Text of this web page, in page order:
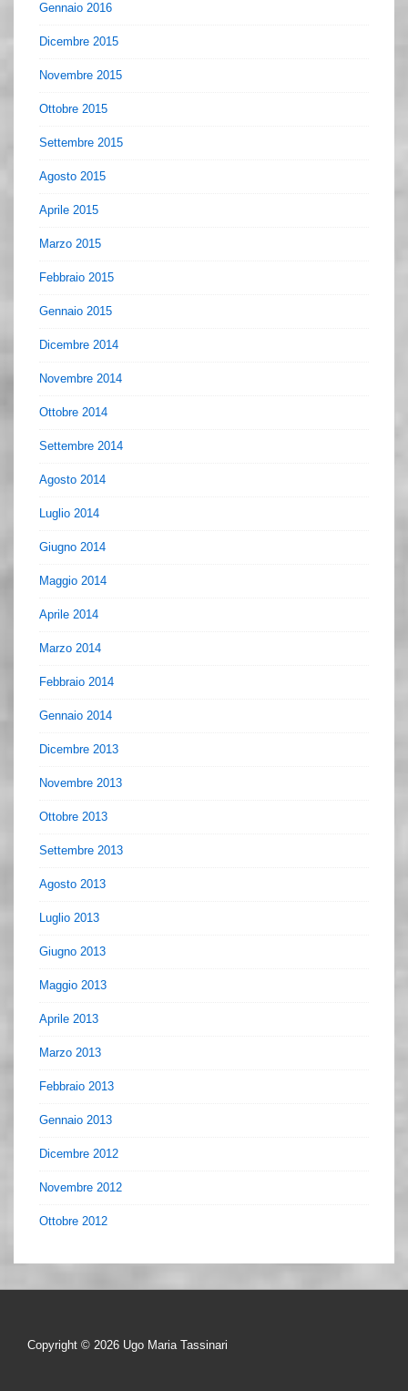
Gennaio 2016
Dicembre 2015
Novembre 2015
Ottobre 2015
Settembre 2015
Agosto 2015
Aprile 2015
Marzo 2015
Febbraio 2015
Gennaio 2015
Dicembre 2014
Novembre 2014
Ottobre 2014
Settembre 2014
Agosto 2014
Luglio 2014
Giugno 2014
Maggio 2014
Aprile 2014
Marzo 2014
Febbraio 2014
Gennaio 2014
Dicembre 2013
Novembre 2013
Ottobre 2013
Settembre 2013
Agosto 2013
Luglio 2013
Giugno 2013
Maggio 2013
Aprile 2013
Marzo 2013
Febbraio 2013
Gennaio 2013
Dicembre 2012
Novembre 2012
Ottobre 2012
Copyright © 2026 Ugo Maria Tassinari